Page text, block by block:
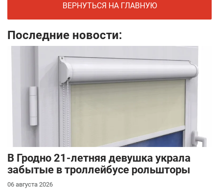
ВЕРНУТЬСЯ НА ГЛАВНУЮ
Последние новости:
В Гродно 21-летняя девушка украла
забытые в троллейбусе рольшторы
06 августа 2026